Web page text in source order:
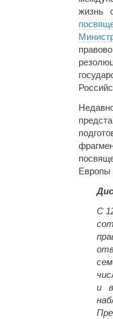
жизнь
Европы
С
и